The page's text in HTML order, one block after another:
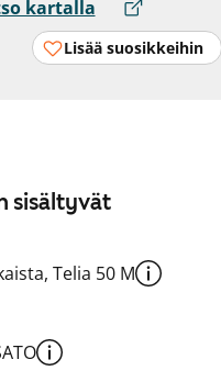
kartalla
Lisää suosikkeihin
sisältyvät
Telia 50 M